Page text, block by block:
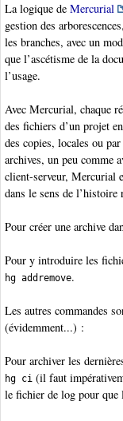
La logique de Mercurial
gestion des
les branches, avec un
que l’ascétisme de la
l’usage.
Avec Mercurial, chaque
des fichiers d’un projet
des copies, locales ou
archives, un peu comme
client-serveur, Mercurial
dans le sens de l’histoire
Pour créer une archive
Pour y introduire les
hg addremove.
Les autres commandes
(évidemment...) :
Pour archiver les
hg ci (il faut
le fichier de log pour que